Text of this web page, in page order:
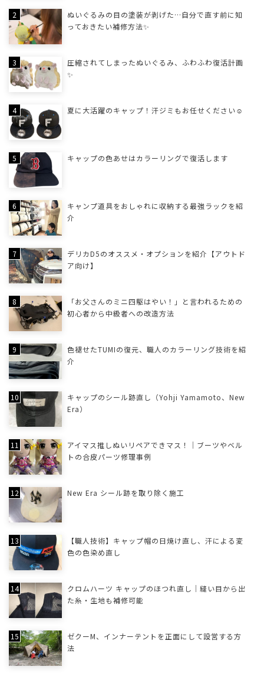
ぬいぐるみの目の塗装が剥げた…自分で直す前に知
っておきたい補修方法✨
圧縮されてしまったぬいぐるみ、ふわふわ復活計画
✨
夏に大活躍のキャップ！汗ジミもお任せください☺
キャップの色あせはカラーリングで復活します
キャンプ道具をおしゃれに収納する最強ラックを紹
介
デリカD5のオススメ・オプションを紹介【アウトド
ア向け】
「お父さんのミニ四駆はやい！」と言われるための
初心者から中級者への改造方法
色褪せたTUMIの復元、職人のカラーリング技術を紹
介
キャップのシール跡直し（Yohji Yamamoto、New
Era）
アイマス推しぬいリペアできマス！｜ブーツやベル
トの合皮パーツ修理事例
New Era シール跡を取り除く施工
【職人技術】キャップ帽の日焼け直し、汗による変
色の色染め直し
クロムハーツ キャップのほつれ直し｜縫い目から出
た糸・生地も補修可能
ゼクーM、インナーテントを正面にして設営する方
法